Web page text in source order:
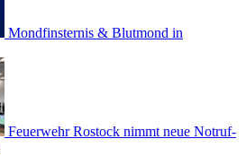
Mondfinsternis & Blutmond in
Feuerwehr Rostock nimmt neue Notruf-